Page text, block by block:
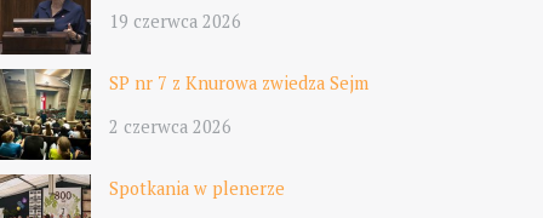
19 czerwca 2026
SP nr 7 z Knurowa zwiedza Sejm
2 czerwca 2026
Spotkania w plenerze